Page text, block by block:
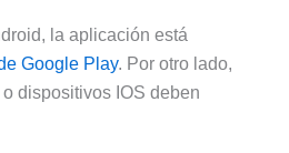
la aplicación está
Google Play. Por otro lado,
dispositivos IOS deben